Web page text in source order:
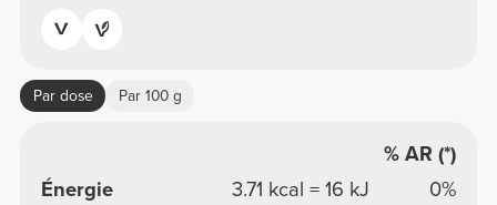
Par dose Par 100 g
% AR (*)
Énergie
3.71 kcal = 16 kJ
0%